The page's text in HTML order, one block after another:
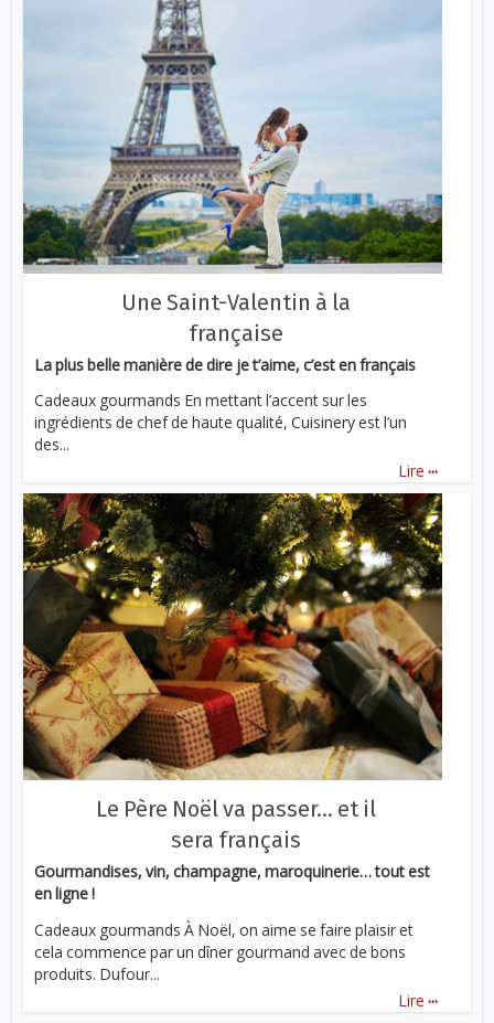
Une Saint-Valentin à la
française
La plus belle manière de dire je t’aime, c’est en français
Cadeaux gourmands En mettant l’accent sur les
ingrédients de chef de haute qualité, Cuisinery est l’un
des...
Lire ...
Le Père Noël va passer… et il
sera français
Gourmandises, vin, champagne, maroquinerie… tout est
en ligne !
Cadeaux gourmands À Noël, on aime se faire plaisir et
cela commence par un dîner gourmand avec de bons
produits. Dufour...
Lire ...